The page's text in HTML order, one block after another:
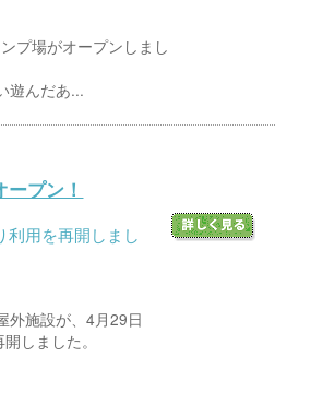
プ場がオープンしまし
遊んだあ...
プン！
利用を再開しまし
外施設が、4月29日
しました。